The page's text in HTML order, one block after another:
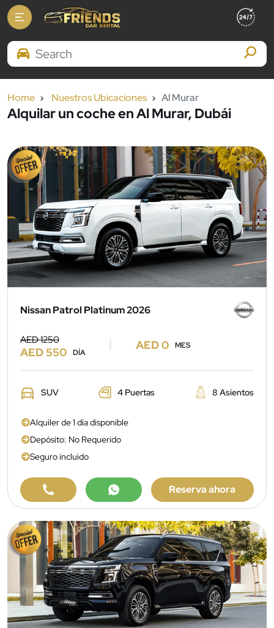
Search Brands
Home Nuestros Ubicaciones Al Murar
Alquilar un coche en Al Murar, Dubái
Nissan Patrol Platinum 2026
AED 1250
AED 550 DÍA
AED 0 MES
SUV 4 Puertas 8 Asientos
Alquiler de 1 día disponible
Depósito: No Requerido
Seguro incluido
Reserva ahora